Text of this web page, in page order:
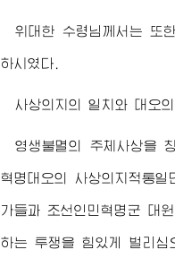
위대한 수령님께서 는 또
하시였다.
사상의지의 일치와 대오
영생불멸의 주체사상을
혁명대오의 사상의지적통
가들과 조선인민혁명군 대
하는 투쟁을 힘있게 벌리심